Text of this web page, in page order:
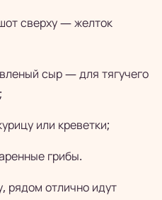
сверху — желток
сыр — для тягучего
или креветки;
грибы.
рядом отлично идут